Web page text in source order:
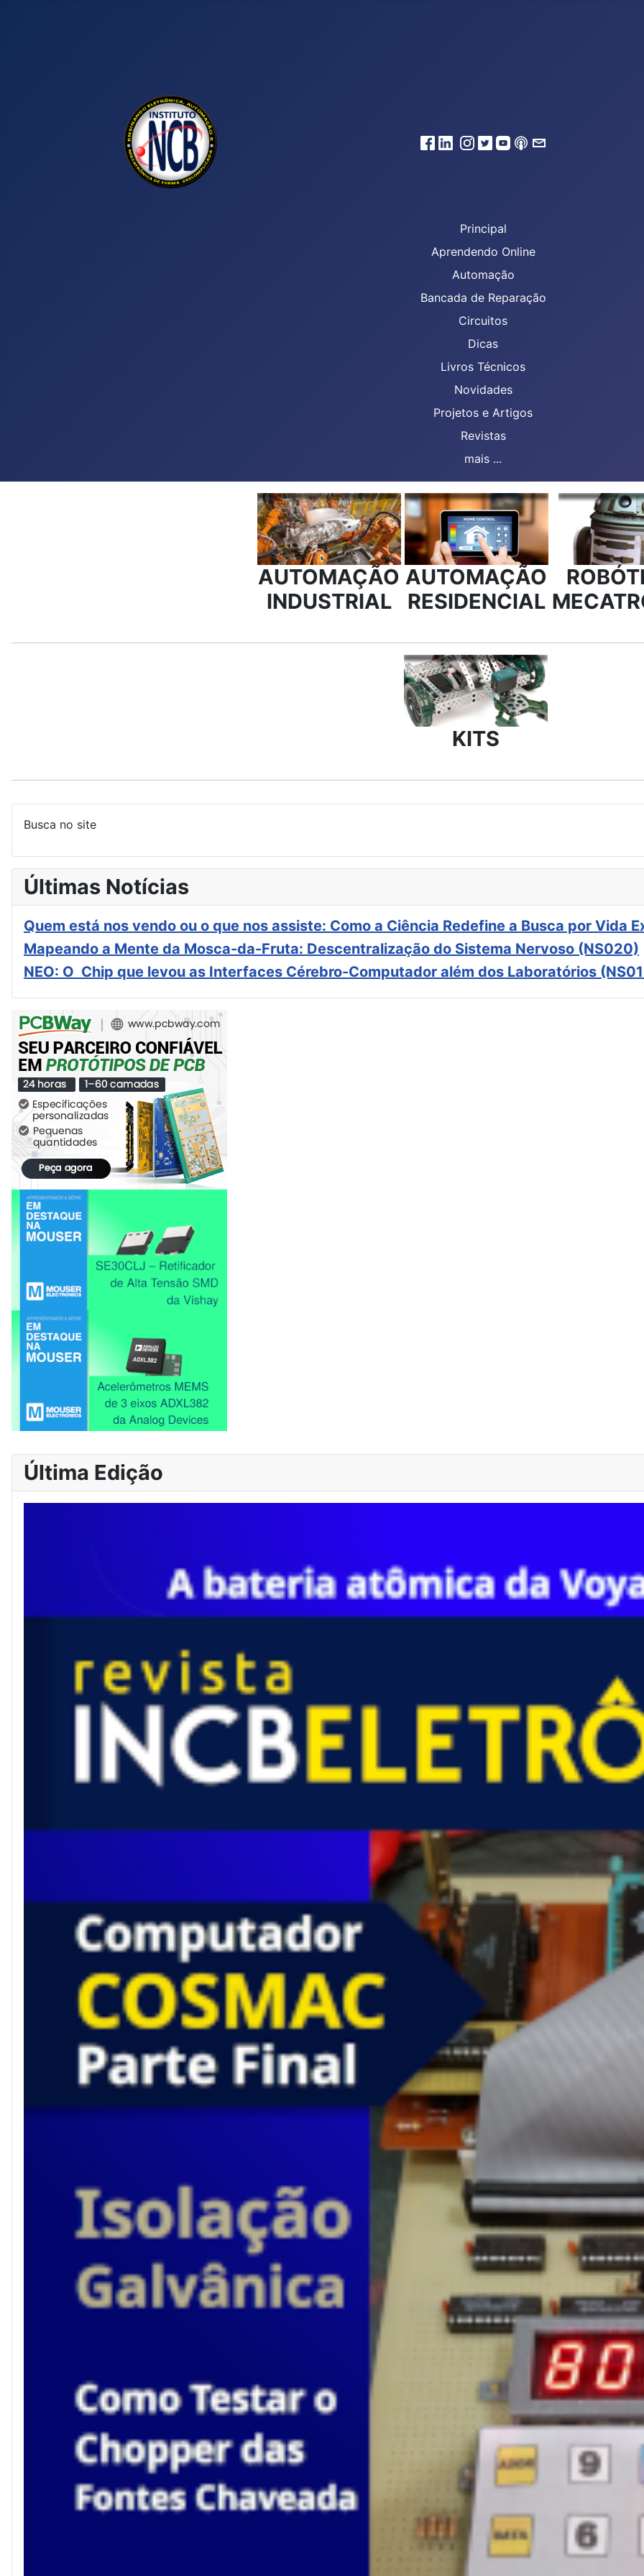
Principal
Aprendendo Online
Automação
Bancada de Reparação
Circuitos
Dicas
Livros Técnicos
Novidades
Projetos e Artigos
Revistas
mais ...
AUTOMAÇÃO
INDUSTRIAL
AUTOMAÇÃO
RESIDENCIAL
KITS
Busca no site
Últimas Notícias
Quem está nos vendo ou o que nos assiste: Como a Ciência Redefine a Busca por Vida
Mapeando a Mente da Mosca-da-Fruta: Descentralização do Sistema Nervoso (NS020)
NEO: O Chip que levou as Interfaces Cérebro-Computador além dos Laboratórios
Última Edição